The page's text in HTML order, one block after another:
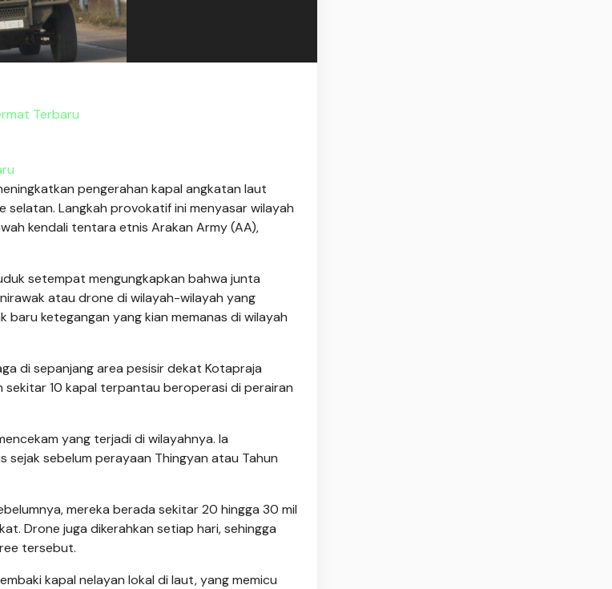
Terbaru
pengerahan kapal angkatan laut
Langkah provokatif ini menyasar wilayah
kendali tentara etnis Arakan Army (AA),
setempat mengungkapkan bahwa junta
atau drone di wilayah-wilayah yang
ketegangan yang kian memanas di wilayah
di sepanjang area pesisir dekat Kotapraja
sekitar 10 kapal terpantau beroperasi di perairan
yang terjadi di wilayahnya. Ia
sebelum perayaan Thingyan atau Tahun
mereka berada sekitar 20 hingga 30 mil
Drone juga dikerahkan setiap hari, sehingga
tersebut.
kapal nelayan lokal di laut, yang memicu